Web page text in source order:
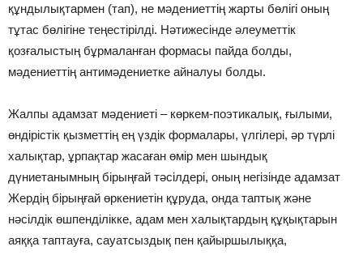
құндылықтармен (тап), не мәдениеттің жарты бөлігі оның
тұтас бөлігіне теңестірілді. Нәтижесінде әлеуметтік
қозғалыстың бұрмаланған формасы пайда болды,
мәдениеттің антимәдениетке айналуы болды.
Жалпы адамзат мәдениеті – көркем-поэтикалық, ғылыми,
өндірістік қызметтің ең үздік формалары, үлгілері, әр түрлі
халықтар, ұрпақтар жасаған өмір мен шындық
дүниетанымның бірыңғай тәсілдері, оның негізінде адамзат
Жердің бірыңғай өркениетін құруда, онда таптық және
нәсілдік өшпенділікке, адам мен халықтардың құқықтарын
аяққа таптауға, сауатсыздық пен қайыршылыққа,